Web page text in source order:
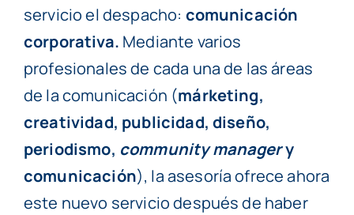
servicio el despacho: comunicación
corporativa. Mediante varios
profesionales de cada una de las áreas
de la comunicación (márketing,
creatividad, publicidad, diseño,
periodismo, community managery
comunicación), la asesoría ofrece ahora
este nuevo servicio después de haber